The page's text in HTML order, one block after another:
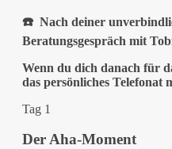
☎️ Nach deiner
Beratungsgespräch mit
Wenn du dich danach für
das persönliches Telefonat
Tag 1
Der Aha-Moment